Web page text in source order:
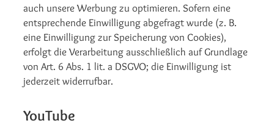
auch unsere Werbung zu optimieren. Sofern eine
entsprechende Einwilligung abgefragt wurde (z. B.
eine Einwilligung zur Speicherung von Cookies),
erfolgt die Verarbeitung ausschließlich auf Grundlage
von Art. 6 Abs. 1 lit. a DSGVO; die Einwilligung ist
jederzeit widerrufbar.
YouTube